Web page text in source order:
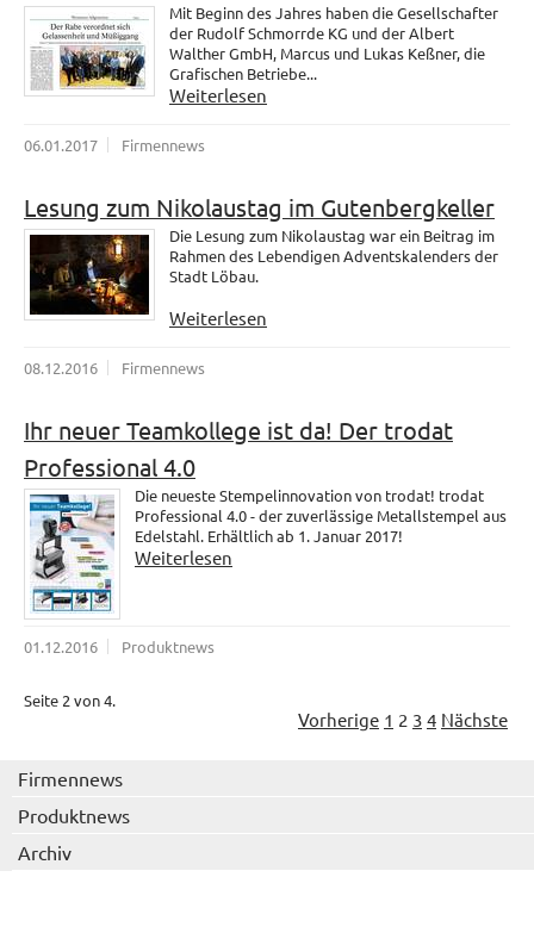
Mit Beginn des Jahres haben die Gesellschafter
der Rudolf Schmorrde KG und der Albert
Walther GmbH, Marcus und Lukas Keßner, die
Grafischen Betriebe...
Weiterlesen
06.01.2017 Firmennews
Lesung zum Nikolaustag im Gutenbergkeller
Die Lesung zum Nikolaustag war ein Beitrag im
Rahmen des Lebendigen Adventskalenders der
Stadt Löbau.
Weiterlesen
08.12.2016 Firmennews
Ihr neuer Teamkollege ist da! Der trodat
Professional 4.0
Die neueste Stempelinnovation von trodat! trodat
Professional 4.0 - der zuverlässige Metallstempel aus
Edelstahl. Erhältlich ab 1. Januar 2017!
Weiterlesen
01.12.2016 Produktnews
Seite 2 von 4.
Vorherige 1 2 3 4 Nächste
Firmennews
Produktnews
Archiv